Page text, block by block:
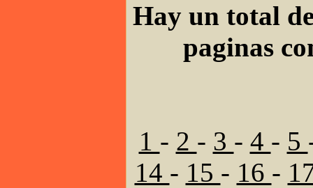
Hay un total
paginas
1 - 2 - 3 - 4 - 5
14 - 15 - 16 -